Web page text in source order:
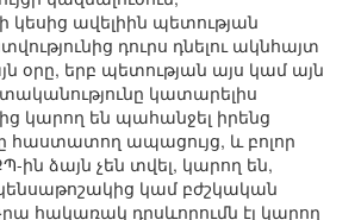
ավելիին պետության
դուրս դնելու ակնհայտ
օրը, երբ պետության այս կամ այն
կատարելիս
կարող են պահանջել իրենց
հաստատող ապացույց, և բոլոր
ին ձայն չեն տվել, կարող են,
կամ բժշկական
հակառակ դրսևորումն էլ կարող